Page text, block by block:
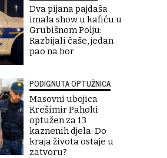
Dva pijana pajdaša
imala show u kafiću u
Grubišnom Polju:
Razbijali čaše, jedan
pao na bor
PODIGNUTA OPTUŽNICA
Masovni ubojica
Krešimir Pahoki
optužen za 13
kaznenih djela: Do
kraja života ostaje u
zatvoru?